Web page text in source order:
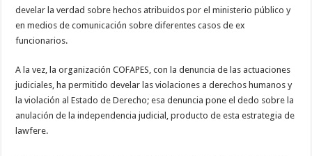
develar la verdad sobre hechos atribuidos por el ministerio público y
en medios de comunicación sobre diferentes casos de ex
funcionarios.
A la vez, la organización COFAPES, con la denuncia de las actuaciones
judiciales, ha permitido develar las violaciones a derechos humanos y
la violación al Estado de Derecho; esa denuncia pone el dedo sobre la
anulación de la independencia judicial, producto de esta estrategia de
lawfere.